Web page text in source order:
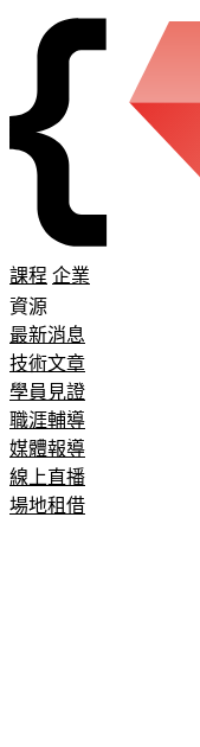
課程 企業
資源
最新消息
技術文章
學員見證
職涯輔導
媒體報導
線上直播
場地租借